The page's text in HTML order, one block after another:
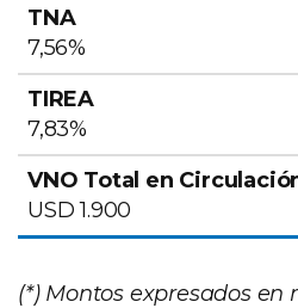
7,56%
7,83%
USD 1.900
(*) Montos expresados en